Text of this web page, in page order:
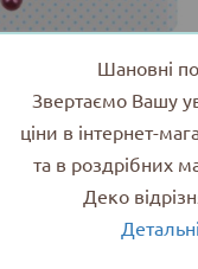
Шановні
Звертаємо Вашу
ціни в інтернет-
та в роздрібних
Деко